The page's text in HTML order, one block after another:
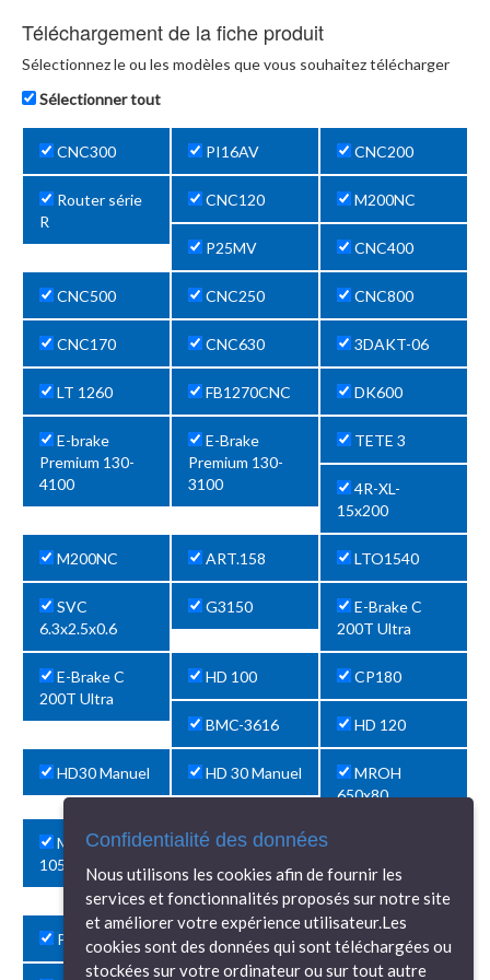
Téléchargement de la fiche produit
Sélectionnez le ou les modèles que vous souhaitez télécharger
Sélectionner tout
CNC300 PI16AV CNC200
Router série
R
CNC120 M200NC
P25MV CNC400
CNC500 CNC250 CNC800
CNC170 CNC630 3DAKT-06
LT 1260 FB1270CNC DK600
E-brake
Premium 130-
4100
E-Brake
Premium 130-
3100
TETE 3
4R-XL-
15x200
M200NC ART.158 LTO1540
SVC
6.3x2.5x0.6
G3150
E-Brake C
200T Ultra
E-Brake C
200T Ultra
HD 100 CP180
BMC-3616 HD 120
HD30 Manuel HD 30 Manuel
MROH
650x80
MRM-H
1050x80
LS2000
APHS12540 PI16AV
PI16AV PH40NC APHS26090
Confidentialité des données
Nous utilisons les cookies afin de fournir les
services et fonctionnalités proposés sur notre site
et améliorer votre expérience utilisateur.Les
cookies sont des données qui sont téléchargées ou
stockées sur votre ordinateur ou sur tout autre